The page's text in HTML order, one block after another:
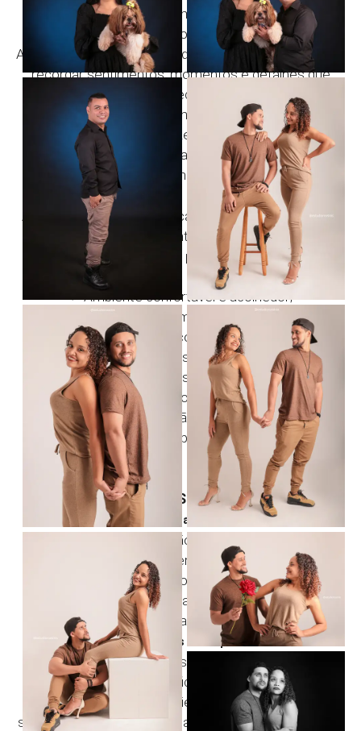
As fotografias possuem um valor que cresce com o
passar do tempo.
Anos depois, ao revisitar cada imagem, vocês poderão
recordar sentimentos, momentos e detalhes que
talvez fossem esquecidos pela memória.
Por isso, investir em um ensaio fotográfico de casal
não significa apenas fazer belas fotos. Significa
preservar capítulos importantes da história de vocês
para as próximas gerações.
Por Que Escolher o Estúdio Rossinis?
Ao realizar seu ensaio de casal em Suzano conosco,
vocês contam com:
✓ Atendimento personalizado;
✓ Direção leve e natural durante toda a sessão;
✓ Ambiente confortável e acolhedor;
✓ Equipamentos e iluminação profissionais;
✓ Fotografias editadas com cuidado e qualidade;
✓ Flexibilidade para personalizar a experiência
conforme o estilo do casal.
Cada ensaio é realizado com atenção aos detalhes
para que vocês tenham não apenas belas imagens,
mas também uma experiência memorável.
Perguntas Frequentes Sobre o Ensaio de Casal
👉 Quanto tempo dura o ensaio de casal?
O ensaio possui duração média entre 30 e 50
minutos. Esse período permite realizar diferentes
composições, cenários e momentos com
tranquilidade, sem que a experiência se torne
cansativa.
👉Precisamos saber posar?
Não. A maioria dos casais nunca participou de um
ensaio fotográfico profissional.
Durante toda a sessão, orientamos vocês de forma
simples e natural, ajudando a criar poses espontâneas